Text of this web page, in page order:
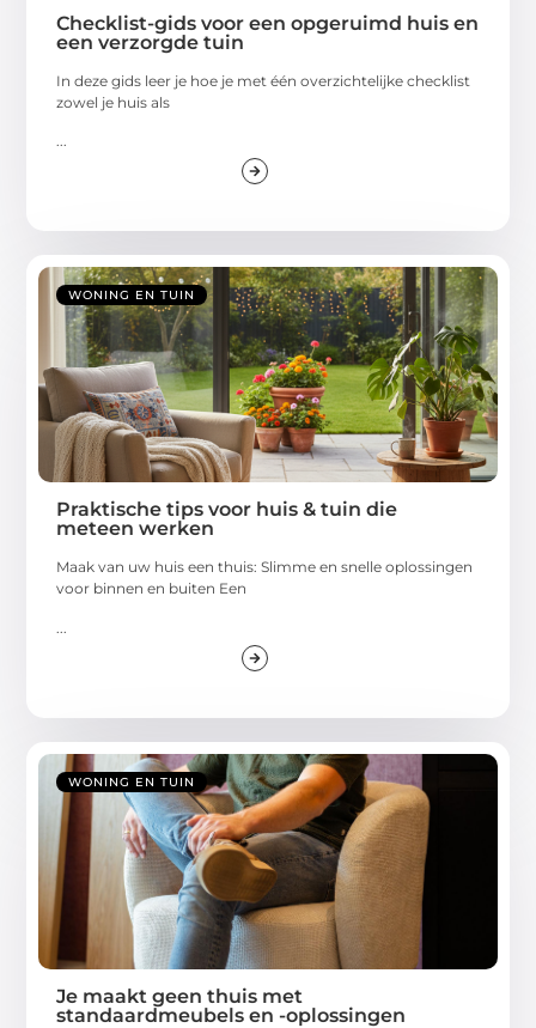
Checklist-gids voor een opgeruimd huis en
een verzorgde tuin
In deze gids leer je hoe je met één overzichtelijke checklist
zowel je huis als
...
WONING EN TUIN
Praktische tips voor huis & tuin die
meteen werken
Maak van uw huis een thuis: Slimme en snelle oplossingen
voor binnen en buiten Een
WONING EN TUIN
Je maakt geen thuis met
standaardmeubels en -oplossingen